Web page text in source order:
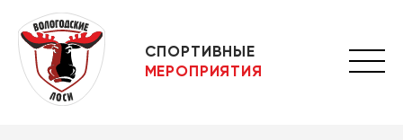
СПОРТИВНЫЕ
МЕРОПРИЯТИЯ